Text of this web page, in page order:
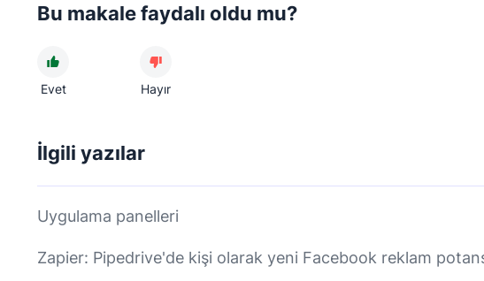
Bu makale faydalı oldu mu?
Evet Hayır
İlgili yazılar
Uygulama panelleri
Zapier: Pipedrive'de kişi olarak yeni Facebook reklam